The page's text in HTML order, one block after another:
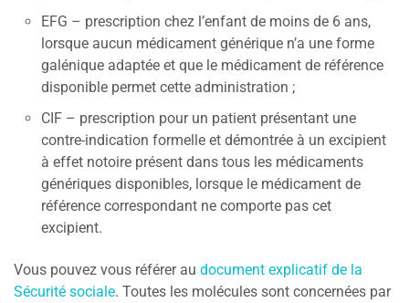
EFG – prescription chez l’enfant de moins de 6 ans,
lorsque aucun médicament générique n’a une forme
galénique adaptée et que le médicament de référence
disponible permet cette administration ;
CIF – prescription pour un patient présentant une
contre-indication formelle et démontrée à un excipient
à effet notoire présent dans tous les médicaments
génériques disponibles, lorsque le médicament de
référence correspondant ne comporte pas cet
excipient.
Vous pouvez vous référer au document explicatif de la
Sécurité sociale. Toutes les molécules sont concernées par